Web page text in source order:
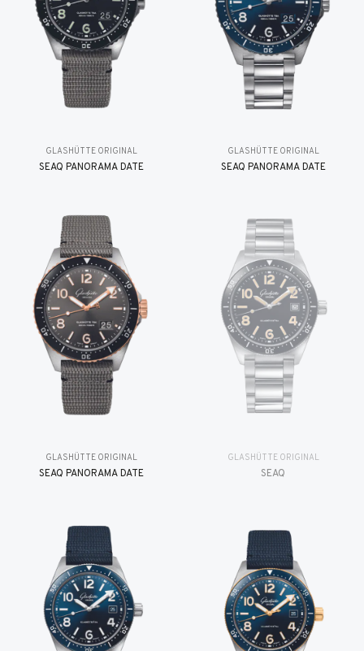
GLASHÜTTE ORIGINAL
SEAQ PANORAMA DATE
GLASHÜTTE ORIGINAL
SEAQ PANORAMA DATE
GLASHÜTTE ORIGINAL
SEAQ PANORAMA DATE
GLASHÜTTE ORIGINAL
SEAQ